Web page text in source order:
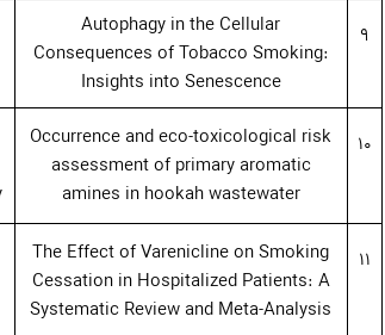
9
Autophagy in the Cellular
Consequences of Tobacco Smoking:
Insights into Senescence
10
Occurrence and eco-toxicological risk
assessment of primary aromatic
amines in hookah wastewater
11
The Effect of Varenicline on Smoking
Cessation in Hospitalized Patients: A
Systematic Review and Meta-Analysis